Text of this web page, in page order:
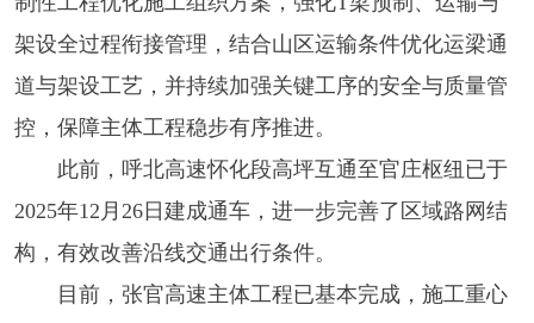
架设全过程衔接管理，结合山区运输条件优化运梁通
道与架设工艺，并持续加强关键工序的安全与质量管
控，保障主体工程稳步有序推进。
此前，呼北高速怀化段高坪互通至官庄枢纽已于
2025年12月26日建成通车，进一步完善了区域路网结
构，有效改善沿线交通出行条件。
目前，张官高速主体工程已基本完成，施工重心